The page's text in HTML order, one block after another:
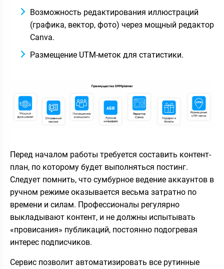
Возможность редактирования иллюстраций
(графика, вектор, фото) через мощный редактор
Canva.
Размещение UTM-меток для статистики.
Перед началом работы требуется составить контент-
план, по которому будет выполняться постинг.
Следует помнить, что сумбурное ведение аккаунтов в
ручном режиме оказывается весьма затратно по
времени и силам. Профессионалы регулярно
выкладывают контент, и не должны испытывать
«провисания» публикаций, постоянно подогревая
интерес подписчиков.
Сервис позволит автоматизировать все рутинные